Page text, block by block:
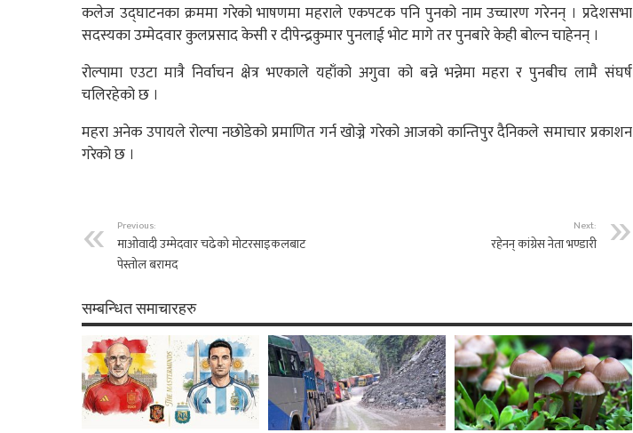
कलेज उद्घाटनका क्रममा गरेको भाषणमा महराले एकपटक पनि पुनको नाम उच्चारण गरेनन् । प्रदेशसभा
सदस्यका उम्मेदवार कुलप्रसाद केसी र दीपेन्द्रकुमार पुनलाई भोट मागे तर पुनबारे केही बोल्न चाहेनन् ।
रोल्पामा एउटा मात्रै निर्वाचन क्षेत्र भएकाले यहाँको अगुवा को बन्ने भन्नेमा महरा र पुनबीच लामै संघर्ष
चलिरहेको छ ।
महरा अनेक उपायले रोल्पा नछोडेको प्रमाणित गर्न खोज्ने गरेको आजको कान्तिपुर दैनिकले समाचार प्रकाशन
गरेको छ ।
Previous:
माओवादी उम्मेदवार चढेको मोटरसाइकलबाट
पेस्तोल बरामद
Next:
रहेनन् कांग्रेस नेता भण्डारी
सम्बन्धित समाचारहरु